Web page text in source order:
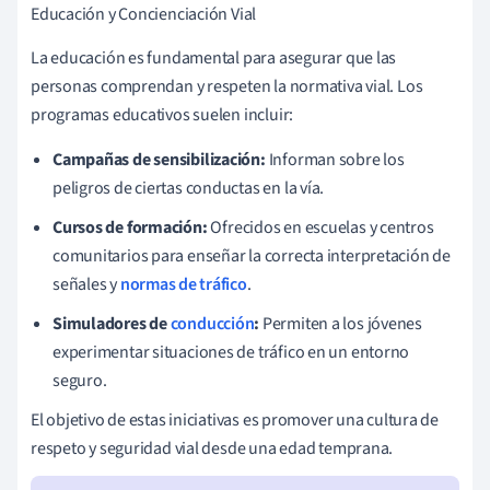
Educación y Concienciación Vial
La educación es fundamental para asegurar que las
personas comprendan y respeten la normativa vial. Los
programas educativos suelen incluir:
Campañas de sensibilización: Informan sobre los
peligros de ciertas conductas en la vía.
Cursos de formación:Ofrecidos en escuelas y centros
comunitarios para enseñar la correcta interpretación de
señales ynormas de tráfico.
Simuladores deconducción: Permiten a los jóvenes
experimentar situaciones de tráfico en un entorno
seguro.
El objetivo de estas iniciativas es promover una cultura de
respeto y seguridad vial desde una edad temprana.